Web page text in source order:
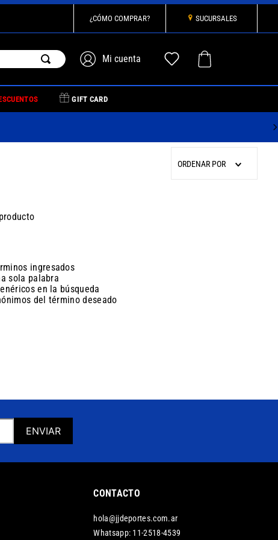
¿CÓMO COMPRAR? SUCURSALES
GIFT CARD
ORDENAR POR
ingresados
sola palabra
en la búsqueda
del término deseado
ENVIAR
CONTACTO
hola@jjdeportes.com.ar
Whatsapp: 11-2518-4539